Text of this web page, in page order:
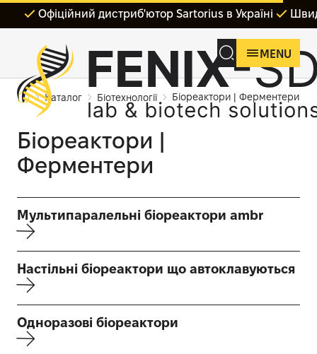
Офіційний дистриб'ютор Sartorius в Україні
MENU
Каталог Біотехнології Біореактори | Ферментери
Біореактори |
Ферментери
Мультипаралельні біореактори ambr
Настільні біореактори що автоклавуються
Одноразові біореактори